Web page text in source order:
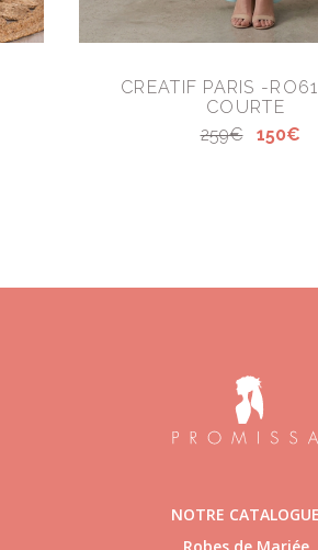
CREATIF PARIS -
COURTE
259€
150€
NOTRE CATALOGUE
Robes de Mariée